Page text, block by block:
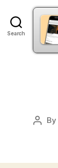
Search
Post
By